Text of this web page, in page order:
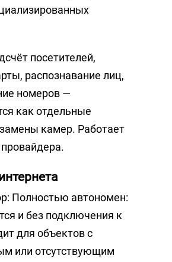
распознавание лиц,
номеров —
как отдельные
камер. Работает
и без подключения к
для объектов с
или отсутствующим